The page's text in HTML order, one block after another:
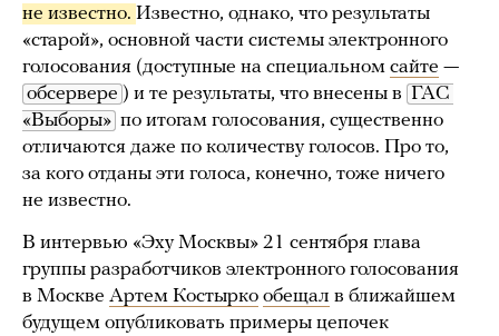
не известно. Известно, однако, что результаты
«старой», основной части системы электронного
голосования (доступные на специальном сайте —
обсервере ) и те результаты, что внесены в ГАС
«Выборы» по итогам голосования, существенно
отличаются даже по количеству голосов. Про то,
за кого отданы эти голоса, конечно, тоже ничего
не известно.
В интервью «Эху Москвы» 21 сентября глава
группы разработчиков электронного голосования
в Москве Артем Костырко обещал в ближайшем
будущем опубликовать примеры цепочек